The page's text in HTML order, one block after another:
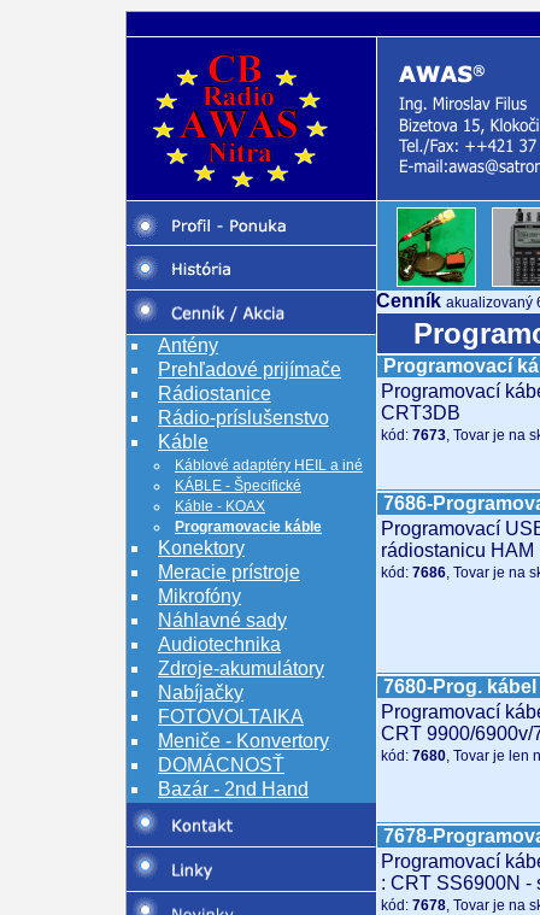
Antény
Prehľadové prijímače
Rádiostanice
Rádio-príslušenstvo
Káble
Káblové adaptéry HEIL a iné
KÁBLE - Špecifické
Káble - KOAX
Programovacie káble
Konektory
Meracie prístroje
Mikrofóny
Náhlavné sady
Audiotechnika
Zdroje-akumulátory
Nabíjačky
FOTOVOLTAIKA
Meniče - Konvertory
DOMÁCNOSŤ
Bazár - 2nd Hand
Cenník akualizovaný
Programovací
Programovací
CRT3DB
kód: 7673, Tovar je na
7686-
Programovací
rádiostanicu
kód: 7686, Tovar je na
7680-Prog.
Programovací
CRT 9900/6900v/
kód: 7680, Tovar je len
7678-
Programovací
: CRT SS6900N -
kód: 7678, Tovar je na